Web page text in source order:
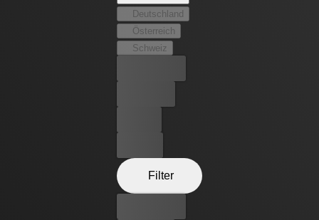
Deutschland
Österreich
Schweiz
Filter